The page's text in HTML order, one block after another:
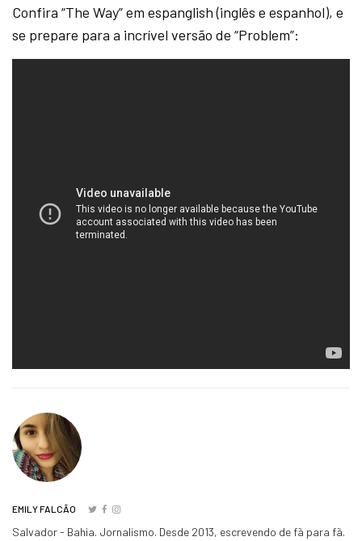
Confira “The Way” em espanglish (inglês e espanhol), e
se prepare para a incrível versão de “Problem”:
EMILY FALCÃO
Salvador - Bahia. Jornalismo. Desde 2013, escrevendo de fã para fã.